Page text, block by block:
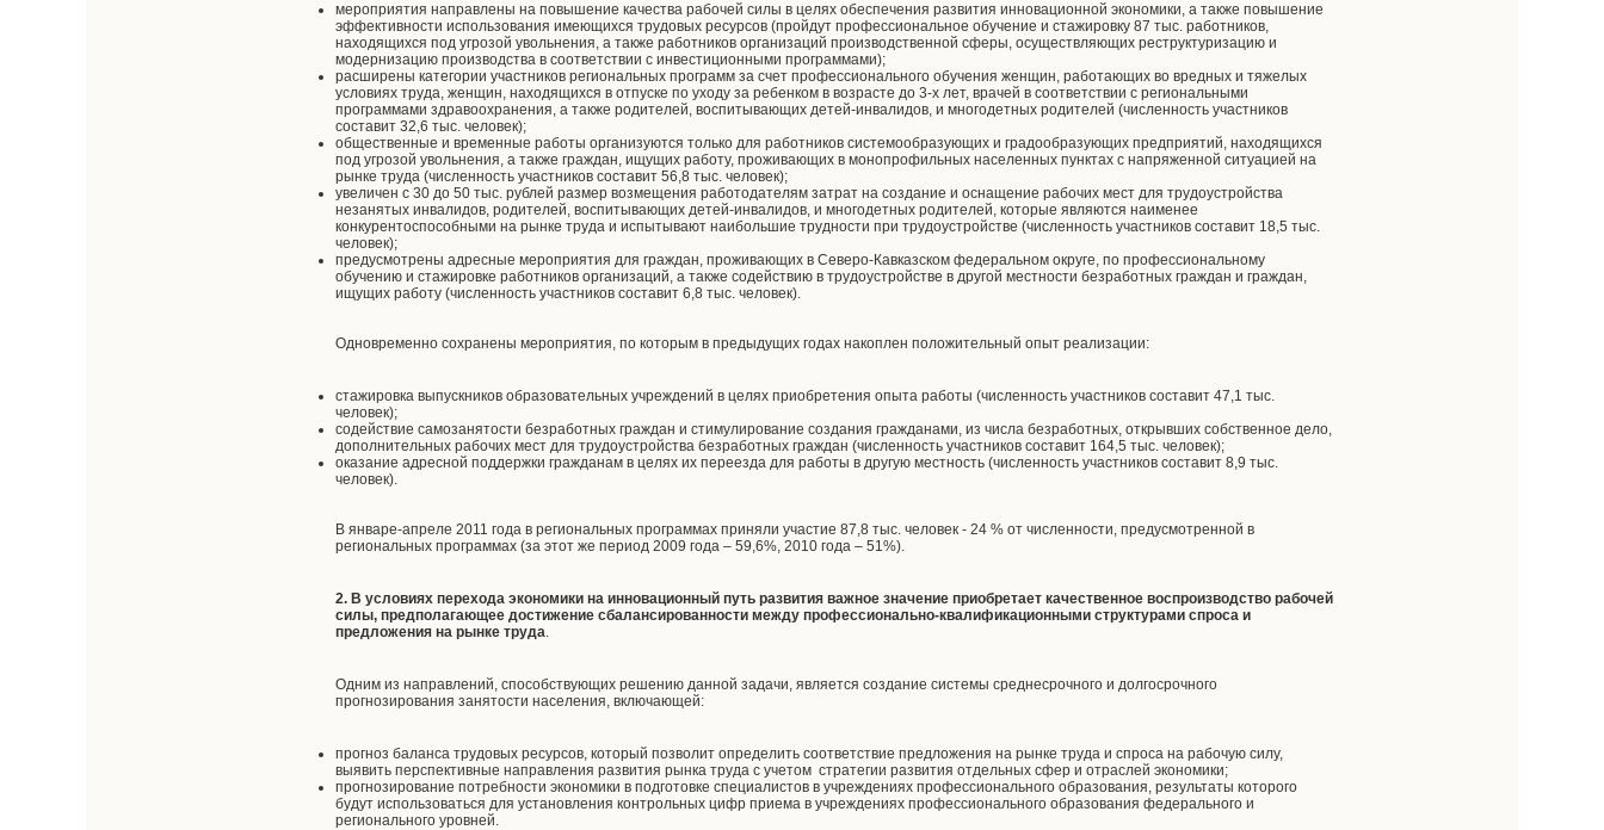
мероприятия направлены на повышение качества рабочей силы в целях обеспечения развития инновационной экономики, а также повышение
эффективности использования имеющихся трудовых ресурсов (пройдут профессиональное обучение и стажировку 87 тыс. работников,
находящихся под угрозой увольнения, а также работников организаций производственной сферы, осуществляющих реструктуризацию и
модернизацию производства в соответствии с инвестиционными программами);
расширены категории участников региональных программ за счет профессионального обучения женщин, работающих во вредных и тяжелых
условиях труда, женщин, находящихся в отпуске по уходу за ребенком в возрасте до 3-х лет, врачей в соответствии с региональными
программами здравоохранения, а также родителей, воспитывающих детей-инвалидов, и многодетных родителей (численность участников
составит 32,6 тыс. человек);
общественные и временные работы организуются только для работников системообразующих и градообразующих предприятий, находящихся
под угрозой увольнения, а также граждан, ищущих работу, проживающих в монопрофильных населенных пунктах с напряженной ситуацией на
рынке труда (численность участников составит 56,8 тыс. человек);
увеличен с 30 до 50 тыс. рублей размер возмещения работодателям затрат на создание и оснащение рабочих мест для трудоустройства
незанятых инвалидов, родителей, воспитывающих детей-инвалидов, и многодетных родителей, которые являются наименее
конкурентоспособными на рынке труда и испытывают наибольшие трудности при трудоустройстве (численность участников составит 18,5 тыс.
человек);
предусмотрены адресные мероприятия для граждан, проживающих в Северо-Кавказском федеральном округе, по профессиональному
обучению и стажировке работников организаций, а также содействию в трудоустройстве в другой местности безработных граждан и граждан,
ищущих работу (численность участников составит 6,8 тыс. человек).
Одновременно сохранены мероприятия, по которым в предыдущих годах накоплен положительный опыт реализации:
стажировка выпускников образовательных учреждений в целях приобретения опыта работы (численность участников составит 47,1 тыс.
человек);
содействие самозанятости безработных граждан и стимулирование создания гражданами, из числа безработных, открывших собственное дело,
дополнительных рабочих мест для трудоустройства безработных граждан (численность участников составит 164,5 тыс. человек);
оказание адресной поддержки гражданам в целях их переезда для работы в другую местность (численность участников составит 8,9 тыс.
человек).
В январе-апреле 2011 года в региональных программах приняли участие 87,8 тыс. человек - 24 % от численности, предусмотренной в
региональных программах (за этот же период 2009 года – 59,6%, 2010 года – 51%).
2. В условиях перехода экономики на инновационный путь развития важное значение приобретает качественное воспроизводство рабочей
силы, предполагающее достижение сбалансированности между профессионально-квалификационными структурами спроса и
предложения на рынке труда.
Одним из направлений, способствующих решению данной задачи, является создание системы среднесрочного и долгосрочного
прогнозирования занятости населения, включающей:
прогноз баланса трудовых ресурсов, который позволит определить соответствие предложения на рынке труда и спроса на рабочую силу,
выявить перспективные направления развития рынка труда с учетом стратегии развития отдельных сфер и отраслей экономики;
прогнозирование потребности экономики в подготовке специалистов в учреждениях профессионального образования, результаты которого
будут использоваться для установления контрольных цифр приема в учреждениях профессионального образования федерального и
регионального уровней.